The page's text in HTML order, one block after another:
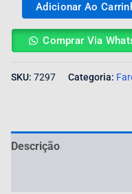
Adicionar Ao
Comprar Via
SKU: 7297 Categoria:
Descrição